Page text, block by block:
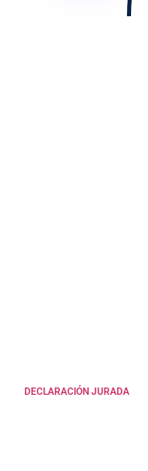
DECLARACIÓN JURADA